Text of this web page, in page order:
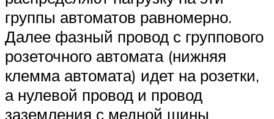
группы автоматов равномерно.
Далее фазный провод с группового
розеточного автомата (нижняя
клемма автомата) идет на розетки,
а нулевой провод и провод
заземления с медной шины